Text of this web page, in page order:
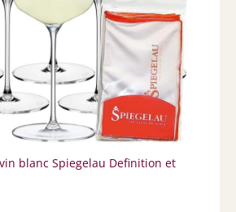
blanc Spiegelau Definition et